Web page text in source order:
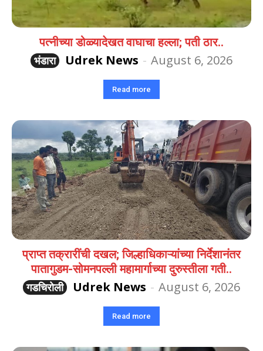
पत्नीच्या डोळ्यादेखत वाघाचा हल्ला; पती ठार..
भंडारा
Udrek News - August 6, 2026
Read more
प्राप्त तक्रारींची दखल; जिल्हाधिकाऱ्यांच्या निर्देशानंतर
पातागुडम-सोमनपल्ली महामार्गाच्या दुरुस्तीला गती..
गडचिरोली
Udrek News - August 6, 2026
Read more